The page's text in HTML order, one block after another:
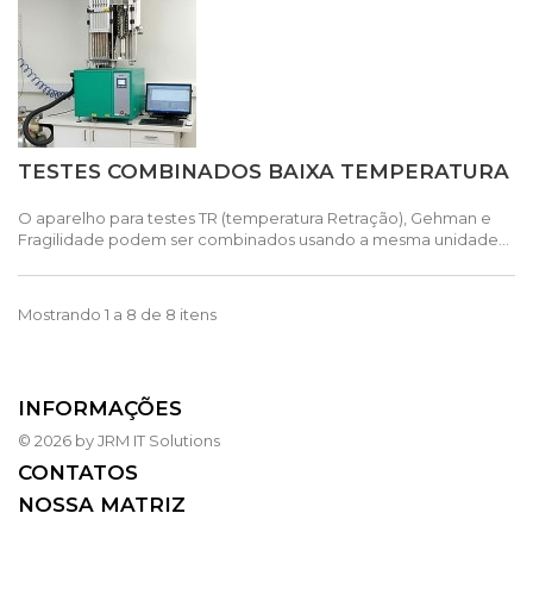
TESTES COMBINADOS BAIXA TEMPERATURA
O aparelho para testes TR (temperatura Retração), Gehman e
Fragilidade podem ser combinados usando a mesma unidade...
Mostrando 1 a 8 de 8 itens
INFORMAÇÕES
© 2026 by JRM IT Solutions
CONTATOS
NOSSA MATRIZ